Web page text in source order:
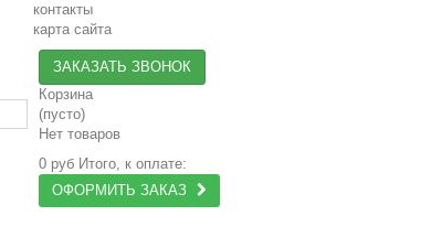
контакты
карта сайта
ЗАКАЗАТЬ ЗВОНОК
Корзина
(пусто)
Нет товаров
0 руб Итого, к оплате:
ОФОРМИТЬ ЗАКАЗ